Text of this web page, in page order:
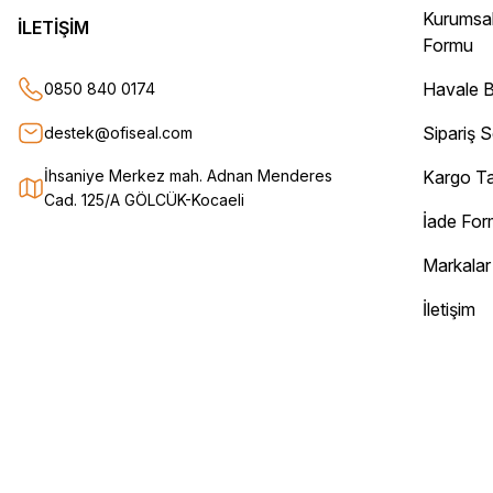
Teşekkür ederim.
Sorunsuz bir şekilde elimize ulaştı. Güvenle alışveriş yapabileceğiniz
Can Yurtseven | 06/12/2025
İLETİŞİM
0850 840 0174
destek@ofiseal.com
İhsaniye Merkez mah. Adnan Menderes
Cad. 125/A GÖLCÜK-Kocaeli
Formu
Havale
Sipariş
Kargo
İade
Markalar
İletişim